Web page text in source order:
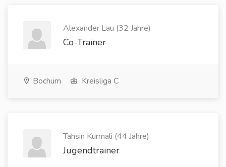
Alexander Lau (32 Jahre)
Co-Trainer
Bochum Kreisliga C
Tahsin Kurmali (44 Jahre)
Jugendtrainer